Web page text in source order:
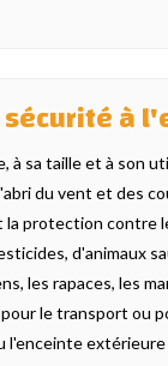
à
à sa taille et à son
du vent et des
la protection contre
d'animaux
les rapaces, les
le transport ou